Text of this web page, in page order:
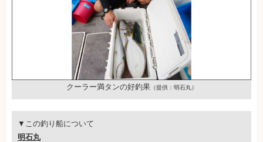
クーラー満タンの好釣果（提供：明石丸）
▼この釣り船について
明石丸